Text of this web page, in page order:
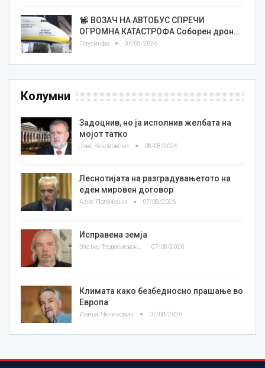
ВОЗАЧ НА АВТОБУС СПРЕЧИ
ОГРОМНА КАТАСТРОФА Соборен дрон…
Плусинфо 07/08/2026
Колумни
Задоцнив, но ја исполнив желбата на
мојот татко
Јове Кекеновски 08/08/2026
Леснотијата на разградувањетото на
еден мировен договор
Азис Положани 07/08/2026
Исправена земја
Златко Теодосиевски 07/08/2026
Климата како безбедносно прашање во
Европа
Ивица Челиковиќ 07/08/2026